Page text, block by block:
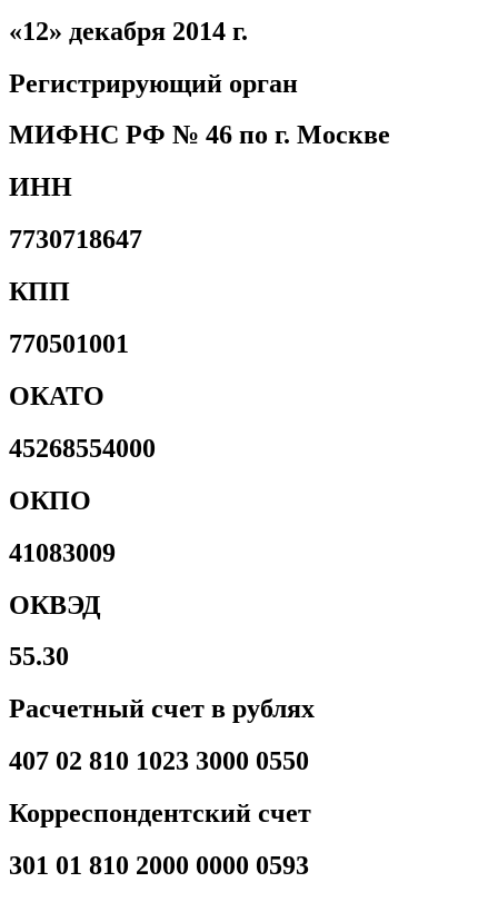
«12» декабря 2014 г.
Регистрирующий орган
МИФНС РФ № 46 по г. Москве
ИНН
7730718647
КПП
770501001
ОКАТО
45268554000
ОКПО
41083009
ОКВЭД
55.30
Расчетный счет в рублях
407 02 810 1023 3000 0550
Корреспондентский счет
301 01 810 2000 0000 0593